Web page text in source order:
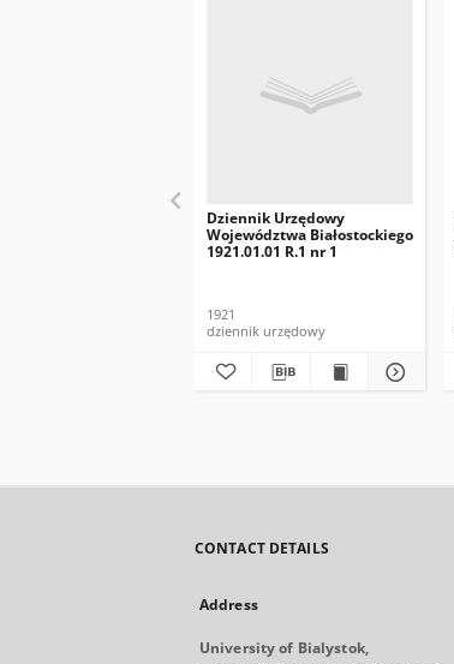
Dziennik Urzędowy
Województwa Białostockiego
1921.01.01 R.1 nr 1
1921
dziennik urzędowy
CONTACT DETAILS
Address
University of Bialystok,